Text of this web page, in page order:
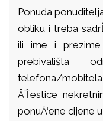
Ponuda
obliku i treba
ili ime i prezime
prebivališta
telefona/
ÄŤestice
ponuÄ‘ene cijene